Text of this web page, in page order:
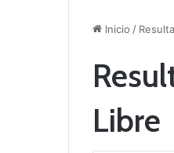
Inicio /
Libre